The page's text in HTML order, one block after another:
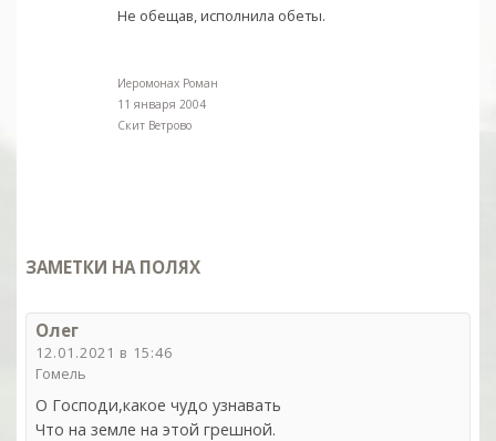
Не обещав, исполнила обеты.
Иеромонах Роман
11 января 2004
Скит Ветрово
ЗАМЕТКИ НА ПОЛЯХ
Олег
12.01.2021 в 15:46
Гомель
О Господи,какое чудо узнавать
Что на земле на этой грешной.